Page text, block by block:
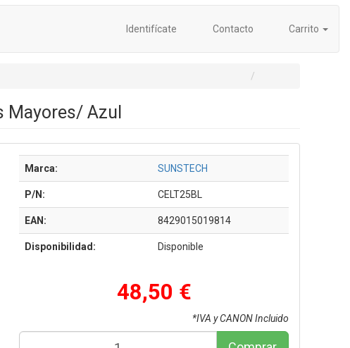
Identifícate Contacto Carrito
Mayores/ Azul
Marca: SUNSTECH
P/N: CELT25BL
EAN: 8429015019814
Disponibilidad: Disponible
48,50 €
*IVA y CANON Incluido